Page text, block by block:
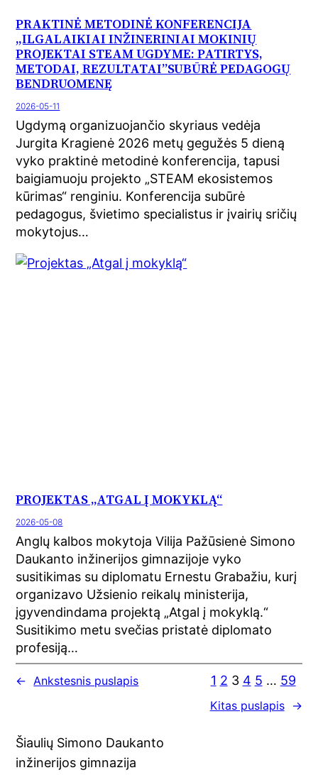
PRAKTINĖ METODINĖ KONFERENCIJA
,,ILGALAIKIAI INŽINERINIAI MOKINIŲ
PROJEKTAI STEAM UGDYME: PATIRTYS,
METODAI, REZULTATAI’’SUBŪRĖ PEDAGOGŲ
BENDRUOMENĘ
2026-05-11
Ugdymą organizuojančio skyriaus vedėja
Jurgita Kragienė 2026 metų gegužės 5 dieną
vyko praktinė metodinė konferencija, tapusi
baigiamuoju projekto „STEAM ekosistemos
kūrimas“ renginiu. Konferencija subūrė
pedagogus, švietimo specialistus ir įvairių sričių
mokytojus…
PROJEKTAS „ATGAL Į MOKYKLĄ“
2026-05-08
Anglų kalbos mokytoja Vilija Pažūsienė Simono
Daukanto inžinerijos gimnazijoje vyko
susitikimas su diplomatu Ernestu Grabažiu, kurį
organizavo Užsienio reikalų ministerija,
įgyvendindama projektą „Atgal į mokyklą.“
Susitikimo metu svečias pristatė diplomato
profesiją…
← Ankstesnis puslapis 1 2 3 4 5 … 59
Kitas puslapis →
Šiaulių Simono Daukanto
inžinerijos gimnazija